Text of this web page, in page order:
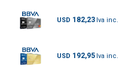
USD 182,23
USD 192,95